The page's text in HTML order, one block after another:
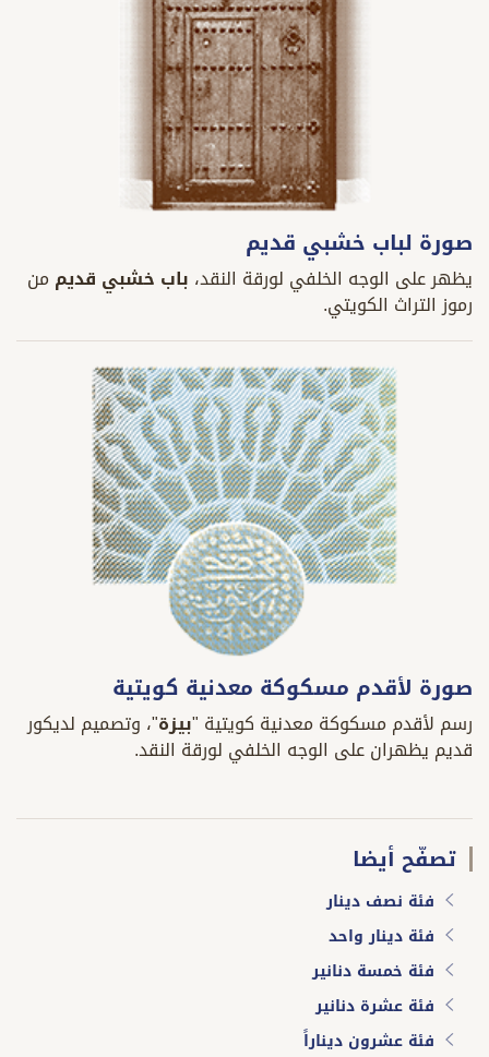
صورة لباب خشبي قديم
يظهر على الوجه الخلفي لورقة النقد، باب خشبي قديم من
رموز التراث الكويتي.
صورة لأقدم مسكوكة معدنية كويتية
رسم لأقدم مسكوكة معدنية كويتية "بيزة"، وتصميم لديكور
قديم يظهران على الوجه الخلفي لورقة النقد.
تصفّح أيضا
فئة نصف دينار
فئة دينار واحد
فئة خمسة دنانير
فئة عشرة دنانير
فئة عشرون ديناراً